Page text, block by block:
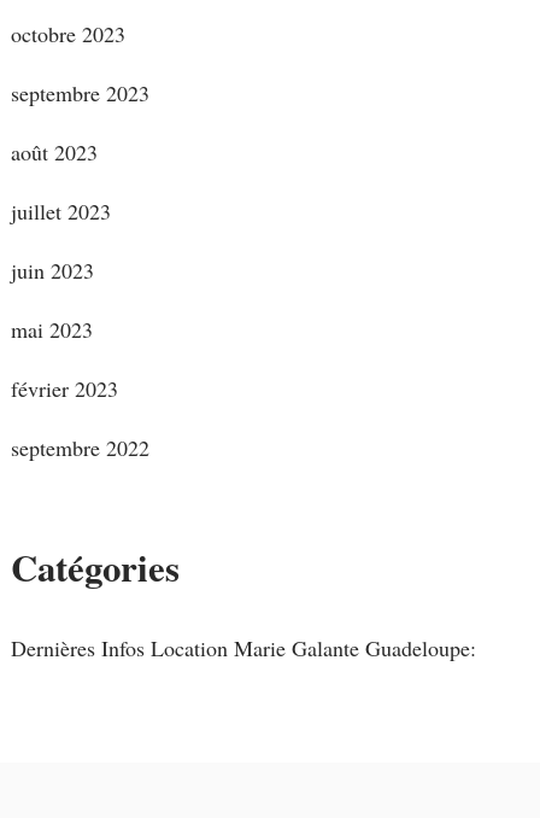
octobre 2023
septembre 2023
août 2023
juillet 2023
juin 2023
mai 2023
février 2023
septembre 2022
Catégories
Dernières Infos Location Marie Galante Guadeloupe: